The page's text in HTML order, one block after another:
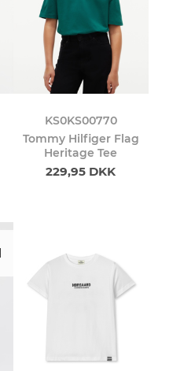
KS0KS00770
Tommy Hilfiger Flag
Heritage Tee
229,95 DKK